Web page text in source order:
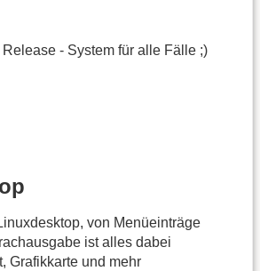
- System für alle Fälle ;)
von Menüeinträge
ist alles dabei
Grafikkarte und mehr